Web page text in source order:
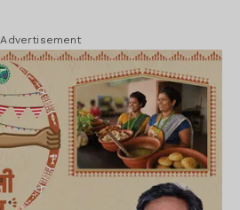
Advertisement